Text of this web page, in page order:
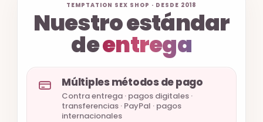
TEMPTATION SEX SHOP · DESDE 2018
Nuestro estándar
deentrega
Múltiples métodos de pago
Contra entrega · pagos digitales ·
transferencias · PayPal · pagos
internacionales